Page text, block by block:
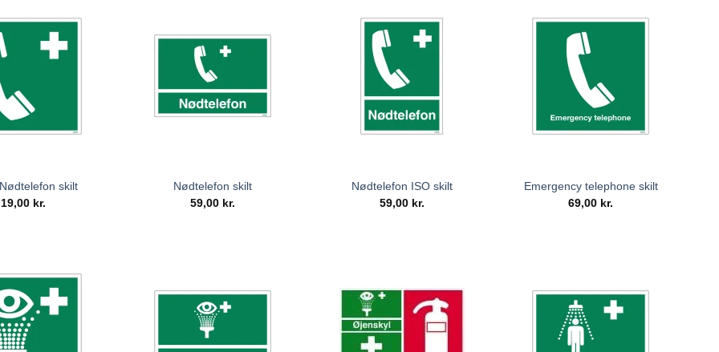
skilt
19,00 kr.
Nødtelefon skilt
59,00 kr.
Nødtelefon ISO skilt
59,00 kr.
Emergency telephone skilt
69,00 kr.